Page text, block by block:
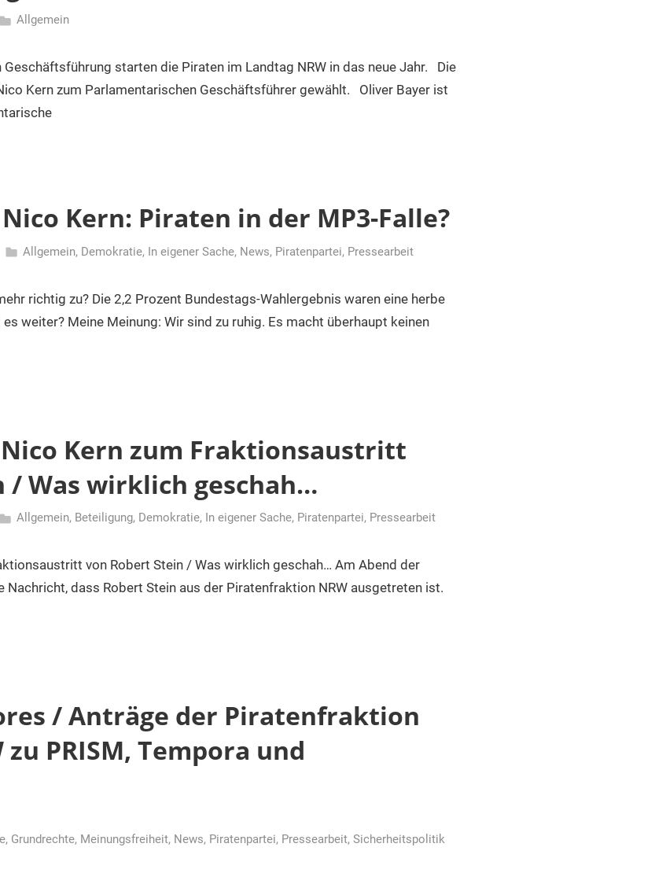
Allgemein
starten die Piraten im Landtag NRW in das neue Jahr. Die
Kern zum Parlamentarischen Geschäftsführer gewählt. Oliver Bayer ist
Kern: Piraten in der MP3-Falle?
Allgemein, Demokratie, In eigener Sache, News, Piratenpartei, Pressearbeit
richtig zu? Die 2,2 Prozent Bundestags-Wahlergebnis waren eine herbe
weiter? Meine Meinung: Wir sind zu ruhig. Es macht überhaupt keinen
Kern zum Fraktionsaustritt
/ Was wirklich geschah…
Allgemein, Beteiligung, Demokratie, In eigener Sache, Piratenpartei, Pressearbeit
von Robert Stein / Was wirklich geschah… Am Abend der
dass Robert Stein aus der Piratenfraktion NRW ausgetreten ist.
/ Anträge der Piratenfraktion
PRISM, Tempora und
, Grundrechte, Meinungsfreiheit, News, Piratenpartei, Pressearbeit, Sicherheitspolitik